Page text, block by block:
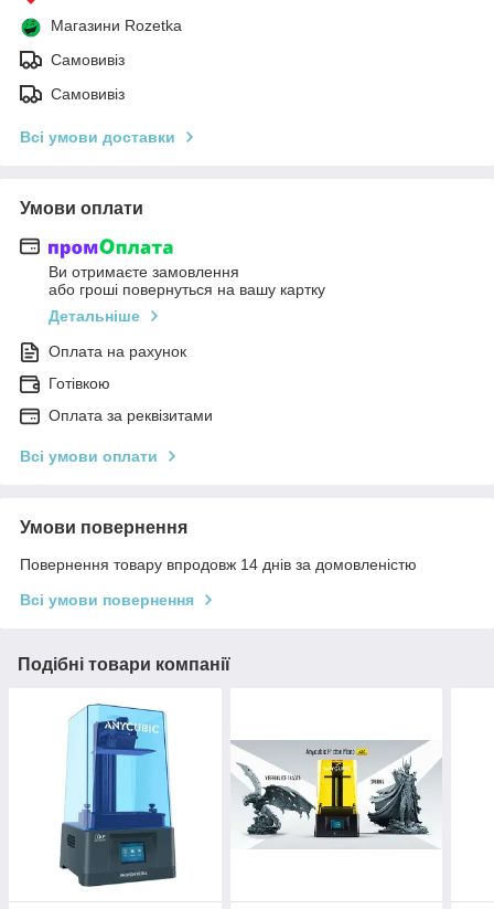
Магазини Rozetka
Самовивіз
Самовивіз
Всі умови доставки
Умови оплати
Ви отримаєте замовлення
або гроші повернуться на вашу картку
Детальніше
Оплата на рахунок
Готівкою
Оплата за реквізитами
Всі умови оплати
Умови повернення
Повернення товару впродовж 14 днів за домовленістю
Всі умови повернення
Подібні товари компанії